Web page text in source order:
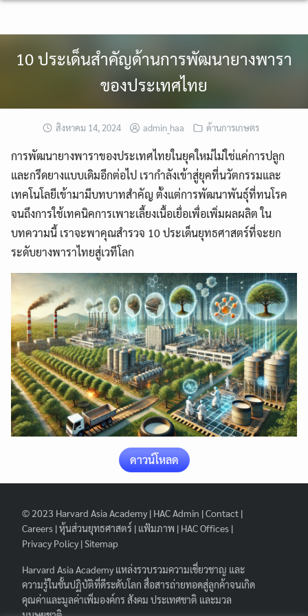
Search
for:
Search
10 ประเด็นสำคัญด้านการพัฒนายางพารา
ของประเทศไทย
สิงหาคม 14, 2024 admin_haa ด้านการเกษตร
การพัฒนายางพาราของประเทศไทยในยุคใหม่ไม่ใช่แค่การปลูก
และกรีดยางแบบเดิมอีกต่อไป เรากำลังเข้าสู่ยุคที่นวัตกรรมและ
เทคโนโลยีเข้ามามีบทบาทสำคัญ ตั้งแต่การพัฒนาพันธุ์ที่ทนโรค
จนถึงการใช้เทคนิคการเพาะเลี้ยงเนื้อเยื่อเพื่อเพิ่มผลผลิต ใน
บทความนี้ เราจะพาคุณสำรวจ 10 ประเด็นยุทธศาสตร์ที่จะยก
ระดับยางพาราไทยสู่เวทีโลก
ดาวน์โหลด
© 2023 Harvard Asia Academy | HAC Admin |Contact |
Careers |หุ้นส่วนยุทธศาสตร์ | แฟ้มภาพ | HAC Offices |
Privacy Policy | Sitemap
Harvard Asia Academy แหล่งรวบรวมความเชี่ยวชาญ และ
ความรู้ในชั้นปฏิบัติที่ดีระดับโลก สื่อสารถ่ายทอดสู่ลูกค้าจนเกิด
คุณค่าและมูลค่าเพิ่มองค์กร สังคม ประเทศชาติ และมวล